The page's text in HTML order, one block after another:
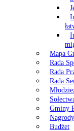
Mapa
Rada
Rada
Rada
Gminy
Budżet